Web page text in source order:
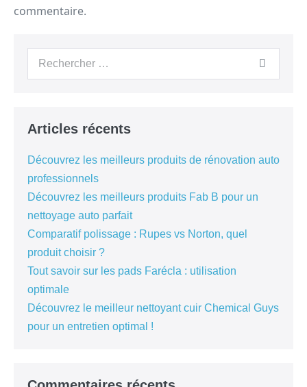
commentaire.
Articles récents
Découvrez les meilleurs produits de rénovation auto
professionnels
Découvrez les meilleurs produits Fab B pour un
nettoyage auto parfait
Comparatif polissage : Rupes vs Norton, quel
produit choisir ?
Tout savoir sur les pads Farécla : utilisation
optimale
Découvrez le meilleur nettoyant cuir Chemical Guys
pour un entretien optimal !